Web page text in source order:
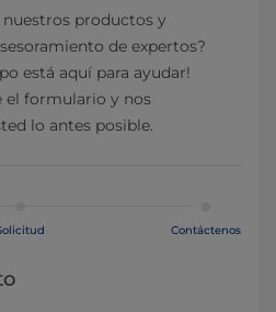
productos y
de expertos?
está aquí para ayudar!
el formulario y nos
lo antes posible.
Contáctenos